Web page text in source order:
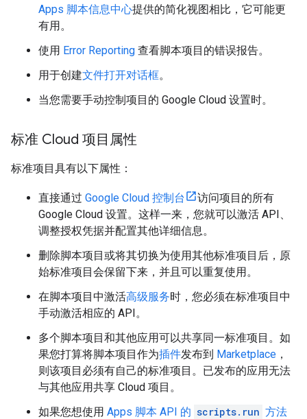
Apps 脚本信息中心提供的简化视图相比，它可能更
有用。
使用 Error Reporting 查看脚本项目的错误报告。
用于创建文件打开对话框。
当您需要手动控制项目的 Google Cloud 设置时。
标准 Cloud 项目属性
标准项目具有以下属性：
直接通过 Google Cloud 控制台
访问项目的所有
Google Cloud 设置。这样一来，您就可以激活 API、
调整授权凭据并配置其他详细信息。
删除脚本项目或将其切换为使用其他标准项目后，原
始标准项目会保留下来，并且可以重复使用。
在脚本项目中激活高级服务时，您必须在标准项目中
手动激活相应的 API。
多个脚本项目和其他应用可以共享同一标准项目。如
果您打算将脚本项目作为插件发布到 Marketplace ，
则该项目必须有自己的标准项目。已发布的应用无法
与其他应用共享 Cloud 项目。
如果您想使用 Apps 脚本 API 的 scripts.run 方法